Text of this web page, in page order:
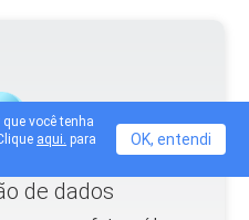
de dados
você tenha
aqui. para
OK, entendi